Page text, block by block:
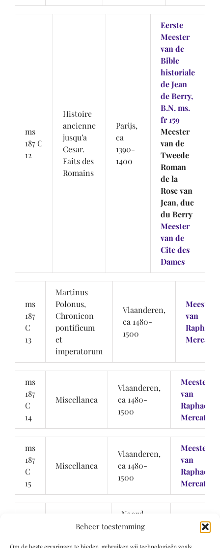
Beheer toestemming
ms
187 C
12
Histoire
ancienne
jusqu’a
Cesar.
Faits des
Romains
Parijs,
ca
1390-
1400
Eerste
Meester
van de
Bible
historiale
de Jean
de Berry,
B.N. ms.
fr 159
Meester
van de
Tweede
Roman
de la
Rose van
Jean, duc
du Berry
Meester
van de
Cite des
Dames
ms
187
C
13
Martinus
Polonus,
Chronicon
pontificum
et
imperatorum
Vlaanderen,
ca 1480-
1500
Meesters
van
Raphael
ms
187
C
14
Miscellanea
Vlaanderen,
ca 1480-
1500
Meesters
van
Raphael
ms
187
C
15
Miscellanea
Vlaanderen,
ca 1480-
1500
Meesters
van
Raphael
D
Noord-
Nederland,